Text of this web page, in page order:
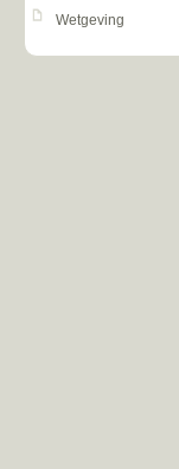
Wetgeving